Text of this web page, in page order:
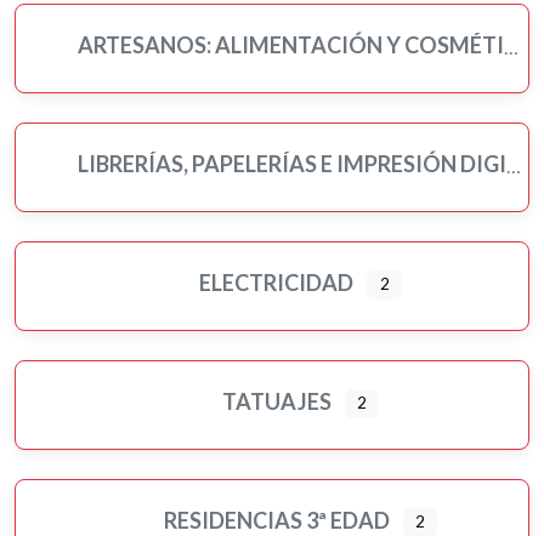
ARTESANOS: ALIMENTACIÓN Y COSMÉTICA
LIBRERÍAS, PAPELERÍAS E IMPRESIÓN DIGITAL
ELECTRICIDAD 2
TATUAJES 2
RESIDENCIAS 3ª EDAD 2